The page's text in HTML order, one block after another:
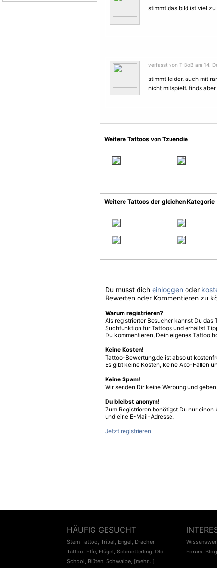
stimmt das bild ist viel
verfasst von T-BoB am 14.
stimmt leider. auch mit
nicht mitspielt. finds
Weitere Tattoos von Tzuendie
Weitere Tattoos der gleichen Kategorie
Du musst dich einloggen oder
Bewerten oder Kommentieren zu
Warum registrieren?
Als registrierter Besucher kannst Du
Suchfunktion für Tattoos und erhältst
Du kommentieren, Dein eigenes Tattoo
Keine Kosten!
Tattoo-Bewertung.de ist absolut
Es gibt keine Kosten, keine Abo-Fallen
Keine Spam!
Wir senden Dir keine Werbung und
Du bleibst anonym!
Zum Registrieren benötigst Du nur einen
und eine E-Mail-Adresse.
Jetzt registrieren
HÄUFIG GESUCHT
Stern Tattoo, Tribal, Engel, Drachen
Tattoo, Elfe, Flügel, Schmetterling, Old
School, Blüten, Schwalbe, [mehr...]
Forum, Blog